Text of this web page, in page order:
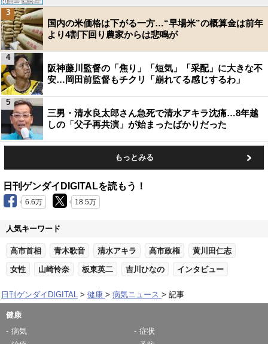
国内の米価格は下がる一方…“早場米”の概算金は前年
より4割下回り農家からは悲鳴が
3
阪神藤川監督の「焦り」「短気」「采配」に大きな不
安…岡田前監督もチクリ「崩れてる感じするわ」
4
三男・清水良太郎さん急死で清水アキラ沈痛…8年越
しの「父子再共演」が始まったばかりだった
5
もっとみる
日刊ゲンダイDIGITALを読もう！
6.6万 18.5万
人気キーワード
高市首相 青木歌音 清水アキラ 高市政権 黄川田仁志
女性 山崎怜奈 板東英二 吉川ひなの インタビュー
日刊ゲンダイDIGITAL 健康 病気ニュース 記事
健康
病気
症状